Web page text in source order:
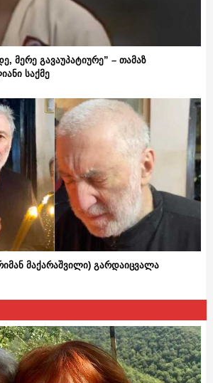
მერე გავაუპატიურე” – თამაზ
საქმე
მაქარაშვილი) გარდაიცვალა